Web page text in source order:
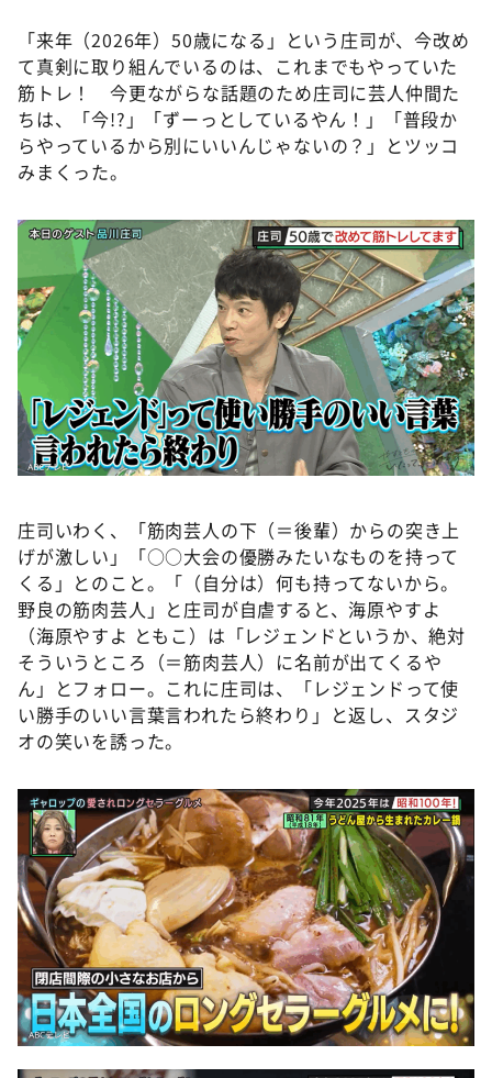
「来年（2026年）50歳になる」という庄司が、今改め
て真剣に取り組んでいるのは、これまでもやっていた
筋トレ！ 今更ながらな話題のため庄司に芸人仲間た
ちは、「今!?」「ずーっとしているやん！」「普段か
らやっているから別にいいんじゃないの？」とツッコ
みまくった。
庄司いわく、「筋肉芸人の下（＝後輩）からの突き上
げが激しい」「○○大会の優勝みたいなものを持って
くる」とのこと。「（自分は）何も持ってないから。
野良の筋肉芸人」と庄司が自虐すると、海原やすよ
（海原やすよ ともこ）は「レジェンドというか、絶対
そういうところ（＝筋肉芸人）に名前が出てくるや
ん」とフォロー。これに庄司は、「レジェンドって使
い勝手のいい言葉言われたら終わり」と返し、スタジ
オの笑いを誘った。